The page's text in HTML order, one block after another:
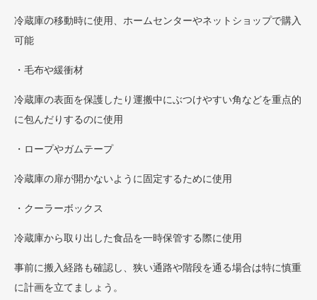
冷蔵庫の移動時に使用、ホームセンターやネットショップで購入
可能
・毛布や緩衝材
冷蔵庫の表面を保護したり運搬中にぶつけやすい角などを重点的
に包んだりするのに使用
・ロープやガムテープ
冷蔵庫の扉が開かないように固定するために使用
・クーラーボックス
冷蔵庫から取り出した食品を一時保管する際に使用
事前に搬入経路も確認し、狭い通路や階段を通る場合は特に慎重
に計画を立てましょう。